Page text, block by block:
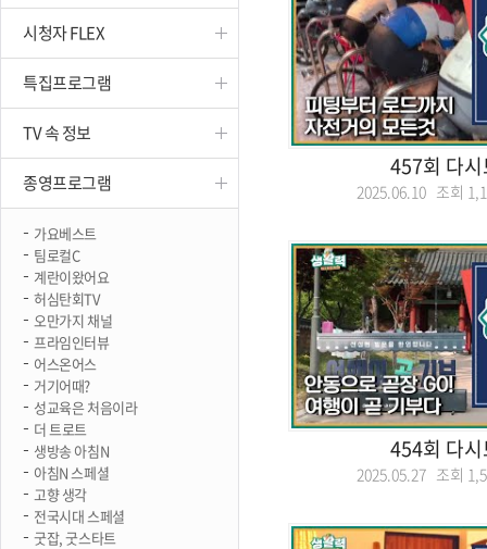
시청자 FLEX
특집프로그램
TV 속 정보
종영프로그램
가요베스트
팀로컬C
계란이왔어요
허심탄회TV
오만가지 채널
프라임인터뷰
어스온어스
거기어때?
성교육은 처음이라
더 트로트
생방송 아침N
아침N 스페셜
고향 생각
전국시대 스페셜
굿잡, 굿스타트
457회 다
2025.06.10 조회
454회 다
2025.05.27 조회